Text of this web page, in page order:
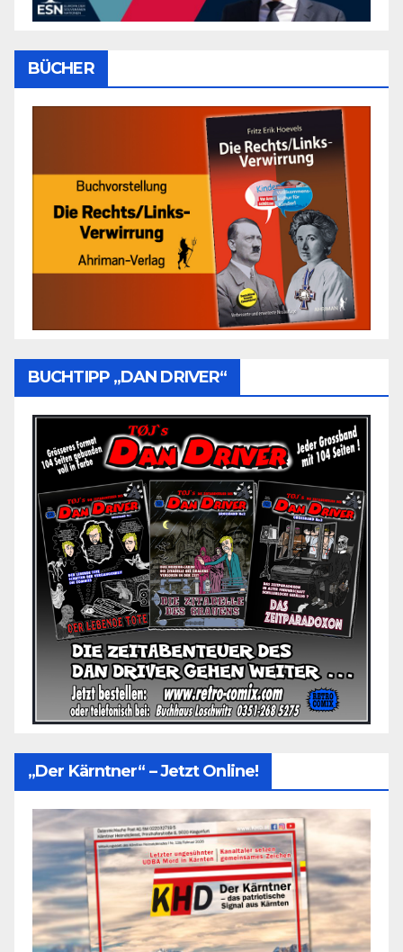
BÜCHER
BUCHTIPP „DAN DRIVER“
„Der Kärntner“ – Jetzt Online!